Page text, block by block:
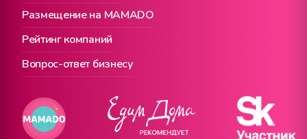
Размещение на MAMADO
Рейтинг компаний
Вопрос-ответ бизнесу